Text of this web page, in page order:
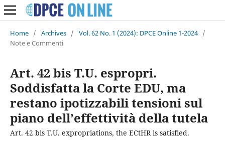
Home / Archives / Vol. 62 No. 1 (2024): DPCE Online 1-2024 /
Note e Commenti
Art. 42 bis T.U. espropri.
Soddisfatta la Corte EDU, ma
restano ipotizzabili tensioni sul
piano dell’effettività della tutela
Art. 42 bis T.U. expropriations, the ECtHR is satisfied.